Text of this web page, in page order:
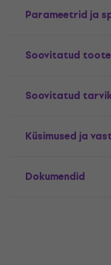
Parameetrid ja
Soovitatud
Soovitatud
Küsimused ja
Dokumendid